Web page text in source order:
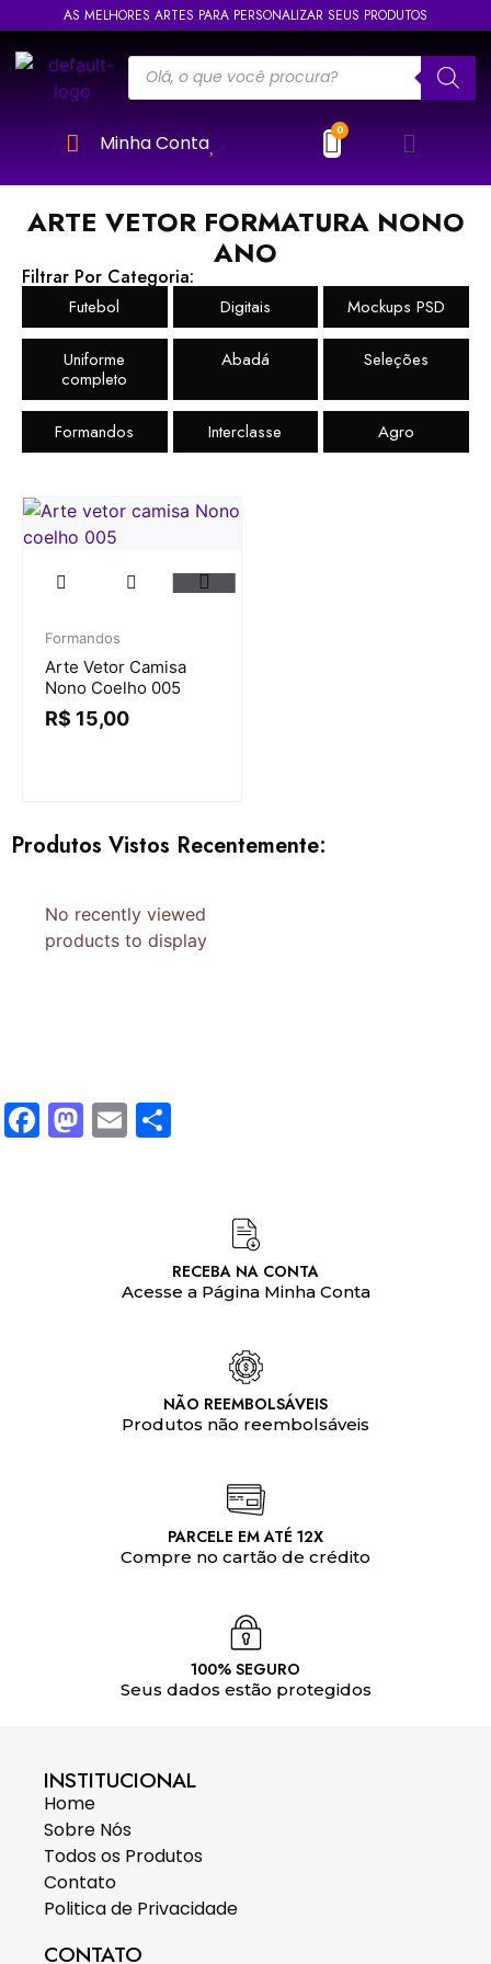
AS MELHORES ARTES PARA PERSONALIZAR SEUS PRODUTOS
Minha Conta
ARTE VETOR FORMATURA NONO
ANO
Filtrar Por Categoria:
Futebol Digitais Mockups PSD
Uniforme
completo
Abadá Seleções
Formandos Interclasse Agro
Formandos
Arte Vetor Camisa
Nono Coelho 005
R$ 15,00
Produtos Vistos Recentemente:
No recently viewed
products to display
Facebook
Mastodon
Email
RECEBA NA CONTA
Acesse a Página Minha Conta
NÃO REEMBOLSÁVEIS
Produtos não reembolsáveis
PARCELE EM ATÉ 12X
Compre no cartão de crédito
100% SEGURO
Seus dados estão protegidos
INSTITUCIONAL
Home
Sobre Nós
Todos os Produtos
Contato
Politica de Privacidade
CONTATO